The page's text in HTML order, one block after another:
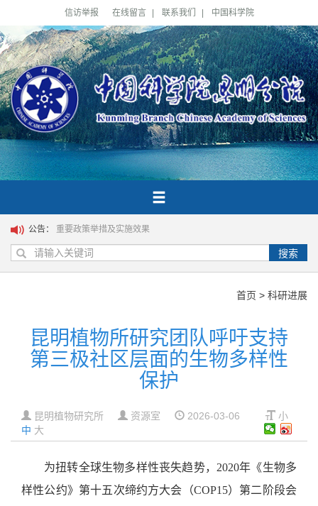
信访举报 在线留言 联系我们 中国科学院
公告： 重要政策举措及实施效果
搜索
首页 > 科研进展
昆明植物所研究团队呼吁支持
第三极社区层面的生物多样性
保护
昆明植物研究所 资源室 2026-03-06
小
中 大
为扭转全球生物多样性丧失趋势， 2020年《生物多
样性公约》第十五次缔约方大会（COP15）第二阶段会